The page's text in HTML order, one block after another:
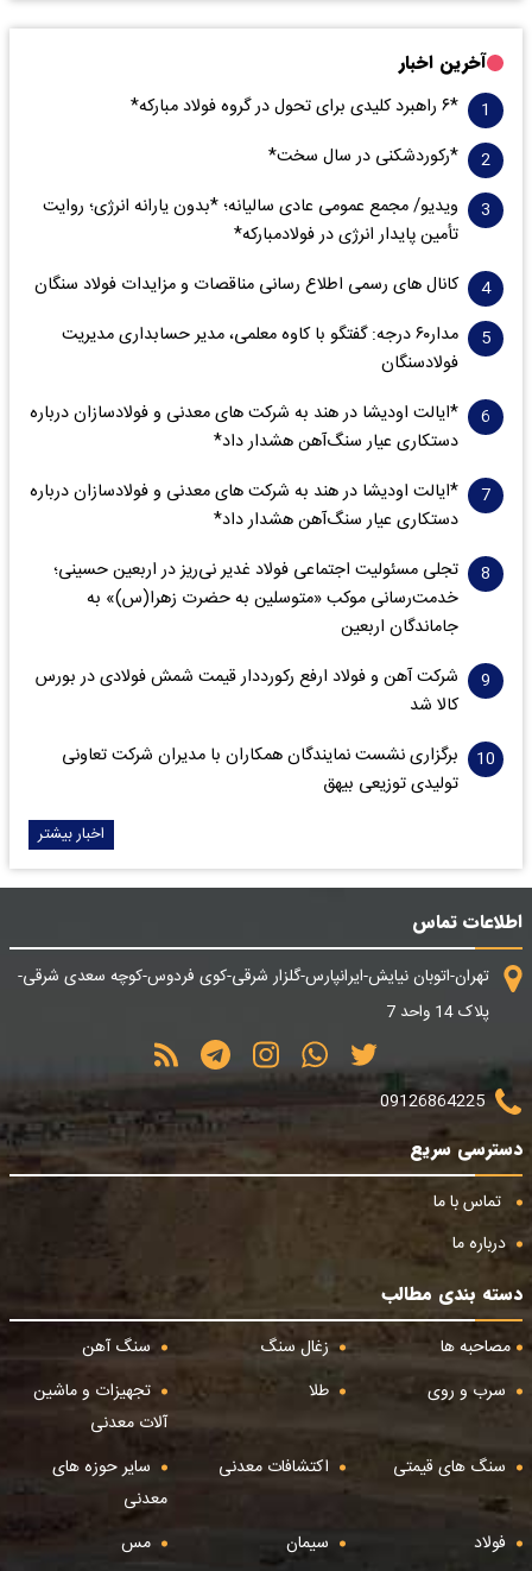
آخرین اخبار
*۶ راهبرد کلیدی برای تحول در گروه فولاد مبارکه*
*رکوردشکنی در سال سخت*
ویدیو/ مجمع عمومی عادی سالیانه؛ *بدون یارانه انرژی؛ روایت
تأمین پایدار انرژی در فولادمبارکه*
کانال های رسمی اطلاع رسانی مناقصات و مزایدات فولاد سنگان
مدار‌۶٠ درجه: گفتگو با کاوه معلمی، مدیر حسابداری مدیریت
فولادسنگان
*ایالت اودیشا در هند به شرکت های معدنی و فولادسازان درباره
دستکاری عیار سنگ‌آهن هشدار داد*
*ایالت اودیشا در هند به شرکت های معدنی و فولادسازان درباره
دستکاری عیار سنگ‌آهن هشدار داد*
تجلی مسئولیت اجتماعی فولاد غدیر نی‌ریز در اربعین حسینی؛
خدمت‌رسانی موکب «متوسلین به حضرت زهرا(س)» به
جاماندگان اربعین
شرکت آهن و فولاد ارفع رکورددار قیمت شمش فولادی در بورس
کالا شد
برگزاری نشست نمایندگان همکاران با مدیران شرکت تعاونی
تولیدی توزیعی بیهق
اخبار بیشتر
اطلاعات تماس
تهران-اتوبان نیایش-ایرانپارس-گلزار شرقی-کوی فردوس-کوچه سعدی شرقی-
پلاک 14 واحد 7
09126864225
دسترسی سریع
تماس با ما
درباره ما
دسته بندی مطالب
مصاحبه ها
زغال سنگ
سنگ آهن
سرب و روی
طلا
تجهیزات و ماشین
آلات معدنی
سنگ های قیمتی
اکتشافات معدنی
سایر حوزه های
معدنی
فولاد
سیمان مس